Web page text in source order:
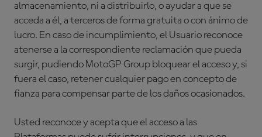
almacenamiento, ni a distribuirlo, o ayudar a que se
acceda a él, a terceros de forma gratuita o con ánimo de
lucro. En caso de incumplimiento, el Usuario reconoce
atenerse a la correspondiente reclamación que pueda
surgir, pudiendo MotoGP Group bloquear el acceso y, si
fuera el caso, retener cualquier pago en concepto de
fianza para compensar parte de los daños ocasionados.
Usted reconoce y acepta que el acceso a las